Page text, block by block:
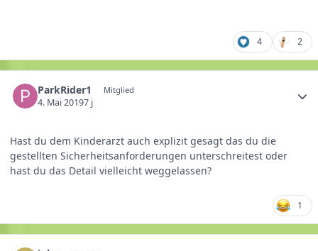
4 2
ParkRider1 Mitglied
4. Mai 20197 j
Hast du dem Kinderarzt auch explizit gesagt das du die
gestellten Sicherheitsanforderungen unterschreitest oder
hast du das Detail vielleicht weggelassen?
1